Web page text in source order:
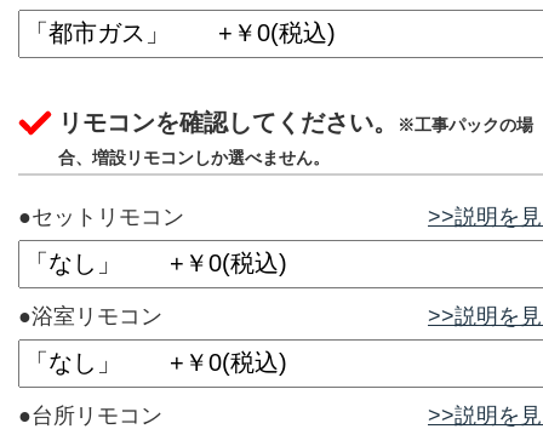
リモコンを確認してください。
※工事パックの場
合、増設リモコンしか選べません。
●セットリモコン >>説明を
●浴室リモコン >>説明を
●台所リモコン >>説明を